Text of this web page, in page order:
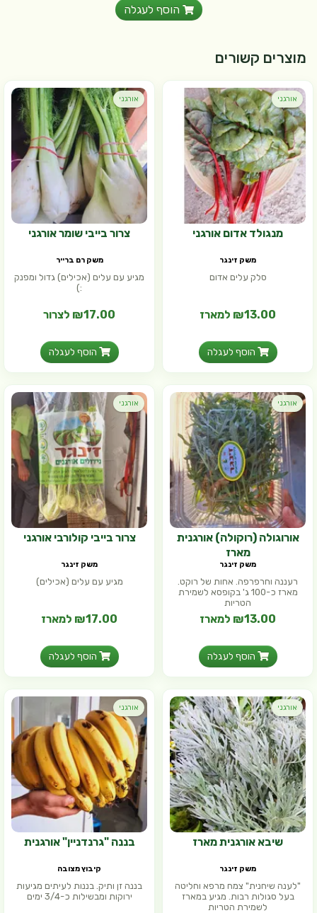
הוסף לעגלה
מוצרים קשורים
אורגני
מנגולד אדום אורגני
משק זינגר
סלק עלים אדום
₪13.00 למארז
הוסף לעגלה
אורגני
צרור בייבי שומר אורגני
משק רם ברייר
מגיע עם עלים (אכילים) גדול ומפנק
:)
₪17.00 לצרור
הוסף לעגלה
אורגני
אורוגולה (רוקולה) אורגנית
מארז
משק זינגר
רעננה וחרפרפה. אחות של רוקט.
מארז כ-100 ג' בקופסא לשמירת
הטריות
₪13.00 למארז
הוסף לעגלה
אורגני
צרור בייבי קולורבי אורגני
משק זינגר
מגיע עם עלים (אכילים)
₪17.00 למארז
הוסף לעגלה
אורגני
שיבא אורגנית מארז
משק זינגר
"לענה שיחנית" צמח מרפא וחליטה
בעל סגולות רבות. מגיע במארז
לשמירת הטריות
אורגני
בננה "גרנדניין" אורגנית
קיבוץ מצובה
בננה זן ותיק. בננות לעיתים מגיעות
ירוקות ומבשילות כ-3/4 ימים